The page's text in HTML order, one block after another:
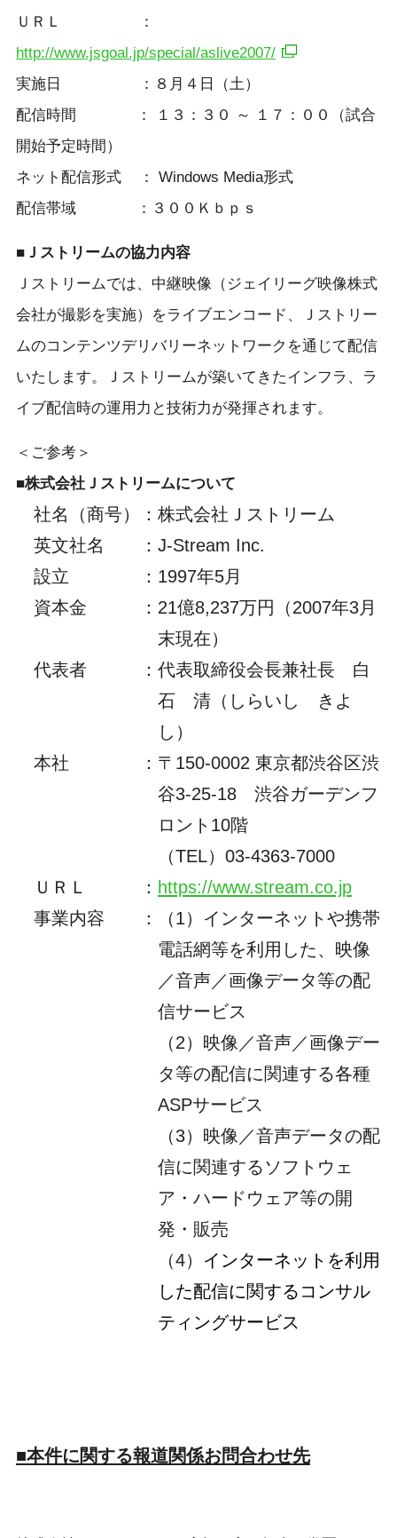
ＵＲＬ ：
http://www.jsgoal.jp/special/aslive2007/
実施日 ：８月４日（土）
配信時間 ： １３：３０ ～ １７：００（試合
開始予定時間）
ネット配信形式 ： Windows Media形式
配信帯域 ：３００Ｋｂｐｓ
■Ｊストリームの協力内容
Ｊストリームでは、中継映像（ジェイリーグ映像株式
会社が撮影を実施）をライブエンコード、Ｊストリー
ムのコンテンツデリバリーネットワークを通じて配信
いたします。Ｊストリームが築いてきたインフラ、ラ
イブ配信時の運用力と技術力が発揮されます。
＜ご参考＞
■株式会社Ｊストリームについて
社名（商号） ： 株式会社Ｊストリーム
英文社名
： J-Stream Inc.
設立
： 1997年5月
資本金
： 21億8,237万円（2007年3月
末現在）
代表者
： 代表取締役会長兼社長 白
石 清（しらいし きよ
し）
本社
： 〒150-0002 東京都渋谷区渋
谷3-25-18 渋谷ガーデンフ
ロント10階
（TEL） 03-4363-7000
ＵＲＬ
： https://www.stream.co.jp
事業内容
：
（1）インターネットや携帯
電話網等を利用した、映像
／音声／画像データ等の配
信サービス
（2） 映像／音声／画像デー
タ等の配信に関連する各種
ASPサービス
（3）映像／音声データの配
信に関連するソフトウェ
ア・ハードウェア等の開
発・販売
（4） インターネットを利用
した配信に関するコンサル
ティングサービス
■本件に関する報道関係お問合わせ先